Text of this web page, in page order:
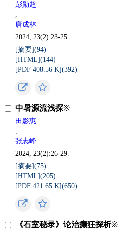
彭勋超
,
唐成林
2024, 23(2):23-25.
[摘要](94)
[HTML](144)
[PDF 408.56 K](392)
中暑源流浅探※
田影惠
,
张志峰
2024, 23(2):26-29.
[摘要](75)
[HTML](205)
[PDF 421.65 K](650)
《石室秘录》论治癫狂探析※